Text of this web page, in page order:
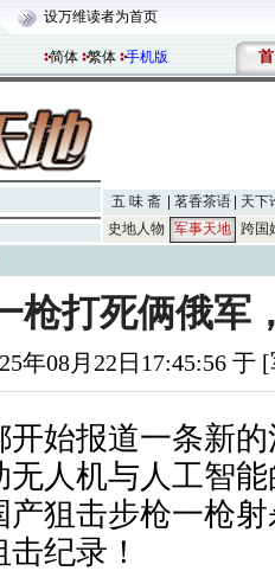
设万维读者为首页
简体 繁体 手机版 首
五 味 斋 茗香茶语
天下
史地人物
军事天地 跨国
枪打死俩俄军
年08月22日17:45:56 于
始报道一条新
人机与人工智
产狙击步枪一枪
纪录！